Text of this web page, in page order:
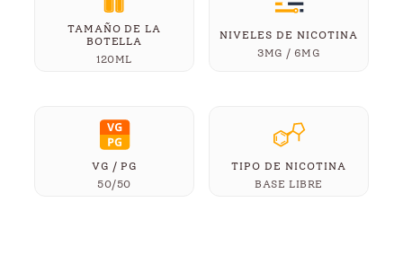
TAMAÑO DE LA
BOTELLA
120ML
NIVELES DE NICOTINA
3MG / 6MG
VG / PG
50/50
TIPO DE NICOTINA
BASE LIBRE